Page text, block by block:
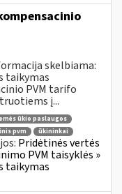
skelbiama:
taikymas
PVM tarifo
į...
ūkio paslaugos
pvm
ūkininkai
Pridėtinės vertės
PVM taisyklės »
taikymas